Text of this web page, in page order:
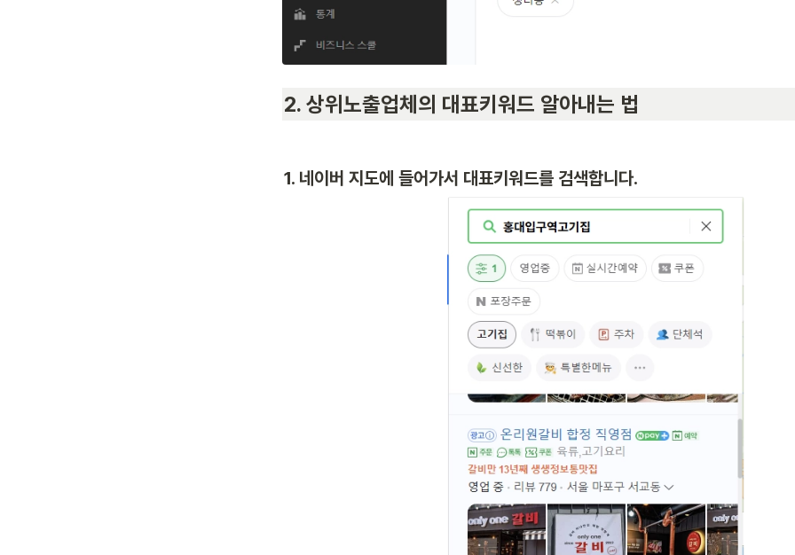
2. 상위노출업체의 대표키워드 알아내는 법
1. 네이버 지도에 들어가서 대표키워드를 검색합니다.